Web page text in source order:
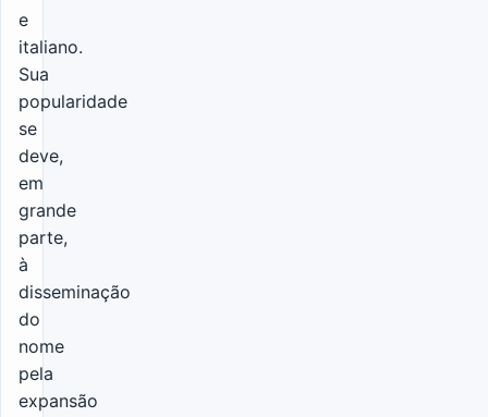
e
italiano.
Sua
popularidade
se
deve,
em
grande
parte,
à
disseminação
do
nome
pela
expansão